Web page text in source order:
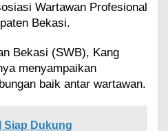
Wartawan Profesional
Bekasi.
Bekasi (SWB), Kang
menyampaikan
baik antar wartawan.
Siap Dukung